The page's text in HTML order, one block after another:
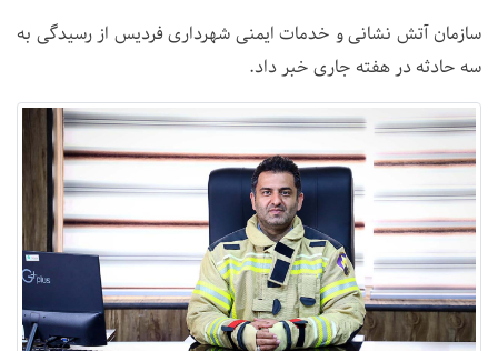
سازمان آتش نشانی و خدمات ایمنی شهرداری فردیس از رسیدگی به
سه حادثه در هفته جاری خبر داد.